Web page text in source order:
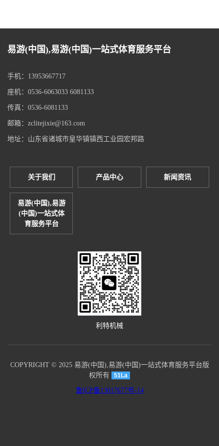
易游(中国),易游(中国)一站式体育服务平台
手机：13953667717
座机：0536-6063033 6081133
传真：0536-6081133
邮箱：zclitejixie@163.com
地址：山东省诸城市皇华镇镇西工业园宏邦路
关于我们 产品中心 新闻资讯
易游(中国),易游
(中国)一站式体
育服务平台
利特机械
COPYRIGHT © 2025 易游(中国),易游(中国)一站式体育服务平台版
权所有
51La
鲁ICP备13017677号-14